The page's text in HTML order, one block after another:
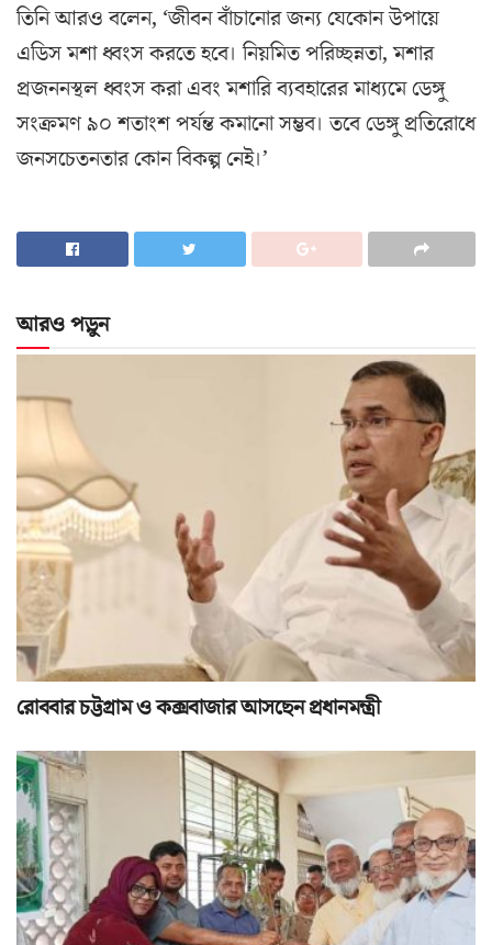
তিনি আরও বলেন, ‘জীবন বাঁচানোর জন্য যেকোন উপায়ে
এডিস মশা ধ্বংস করতে হবে। নিয়মিত পরিচ্ছন্নতা, মশার
প্রজননস্থল ধ্বংস করা এবং মশারি ব্যবহারের মাধ্যমে ডেঙ্গু
সংক্রমণ ৯০ শতাংশ পর্যন্ত কমানো সম্ভব। তবে ডেঙ্গু প্রতিরোধে
জনসচেতনতার কোন বিকল্প নেই।’
আরও পড়ুন
রোববার চট্টগ্রাম ও কক্সবাজার আসছেন প্রধানমন্ত্রী